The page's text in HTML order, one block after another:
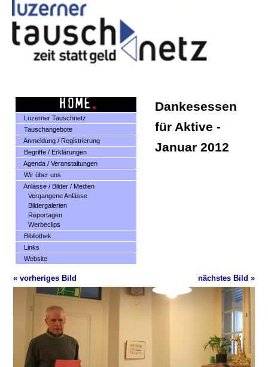
Luzerner Tauschnetz
Tauschangebote
Anmeldung / Registrierung
Begriffe / Erklärungen
Agenda / Veranstaltungen
Wir über uns
Anlässe / Bilder / Medien
Vergangene Anlässe
Bildergalerien
Reportagen
Werbeclips
Bibliothek
Links
Website
Dankesessen
für Aktive -
Januar 2012
« vorheriges Bild nächstes Bild »